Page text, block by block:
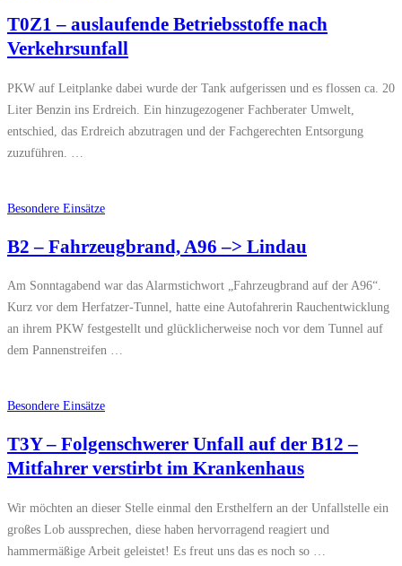
T0Z1 – auslaufende Betriebsstoffe nach
Verkehrsunfall
PKW auf Leitplanke dabei wurde der Tank aufgerissen und es flossen ca. 20
Liter Benzin ins Erdreich. Ein hinzugezogener Fachberater Umwelt,
entschied, das Erdreich abzutragen und der Fachgerechten Entsorgung
zuzuführen. …
Besondere Einsätze
B2 – Fahrzeugbrand, A96 –> Lindau
Am Sonntagabend war das Alarmstichwort „Fahrzeugbrand auf der A96“.
Kurz vor dem Herfatzer-Tunnel, hatte eine Autofahrerin Rauchentwicklung
an ihrem PKW festgestellt und glücklicherweise noch vor dem Tunnel auf
dem Pannenstreifen …
Besondere Einsätze
T3Y – Folgenschwerer Unfall auf der B12 –
Mitfahrer verstirbt im Krankenhaus
Wir möchten an dieser Stelle einmal den Ersthelfern an der Unfallstelle ein
großes Lob aussprechen, diese haben hervorragend reagiert und
hammermäßige Arbeit geleistet! Es freut uns das es noch so …